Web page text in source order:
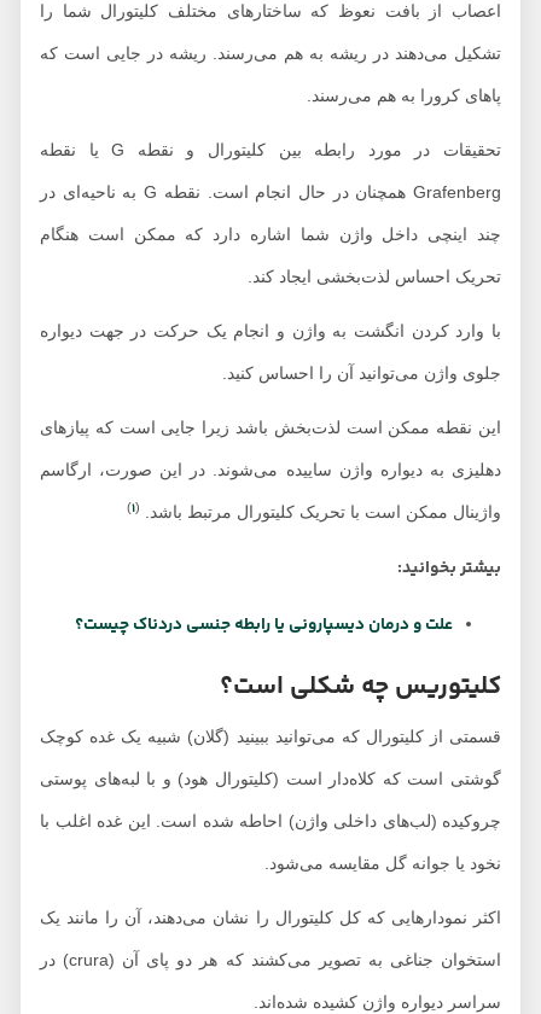
اعصاب از بافت نعوظ که ساختارهای مختلف کلیتورال شما را
تشکیل می‌دهند در ریشه به هم می‌رسند. ریشه در جایی است که
پاهای کرورا به هم می‌رسند.
تحقیقات در مورد رابطه بین کلیتورال و نقطه G یا نقطه
Grafenberg همچنان در حال انجام است. نقطه G به ناحیه‌ای در
چند اینچی داخل واژن شما اشاره دارد که ممکن است هنگام
تحریک احساس لذت‌بخشی ایجاد کند.
با وارد کردن انگشت به واژن و انجام یک حرکت در جهت دیواره
جلوی واژن می‌توانید آن را احساس کنید.
این نقطه ممکن است لذت‌بخش باشد زیرا جایی است که پیازهای
دهلیزی به دیواره واژن ساییده می‌شوند. در این صورت، ارگاسم
واژینال ممکن است با تحریک کلیتورال مرتبط باشد.(
1
)
بیشتر بخوانید:
علت و درمان دیسپارونی یا رابطه جنسی دردناک چیست؟
کلیتوریس چه شکلی است؟
قسمتی از کلیتورال که می‌توانید ببینید (گلان) شبیه یک غده کوچک
گوشتی است که کلاه‌دار است (کلیتورال هود) و با لبه‌های پوستی
چروکیده (لب‌های داخلی واژن) احاطه شده است. این غده اغلب با
نخود یا جوانه گل مقایسه می‌شود.
اکثر نمودارهایی که کل کلیتورال را نشان می‌دهند، آن را مانند یک
استخوان جناغی به تصویر می‌کشند که هر دو پای آن (crura) در
سراسر دیواره واژن کشیده شده‌اند.